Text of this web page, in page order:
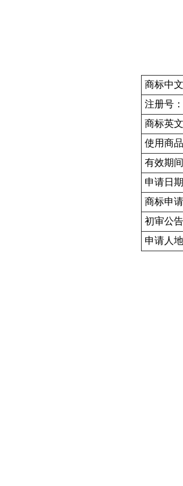
商标中文
注册号：
商标英文
使用商品
有效期间
申请日期
商标申请
初审公告
申请人地